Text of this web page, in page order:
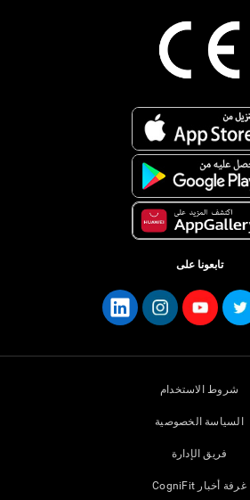
تابعونا على
شروط الاستخدام
السياسة الخصوصية
فريق الإدارة
غرفة أخبار CogniFit